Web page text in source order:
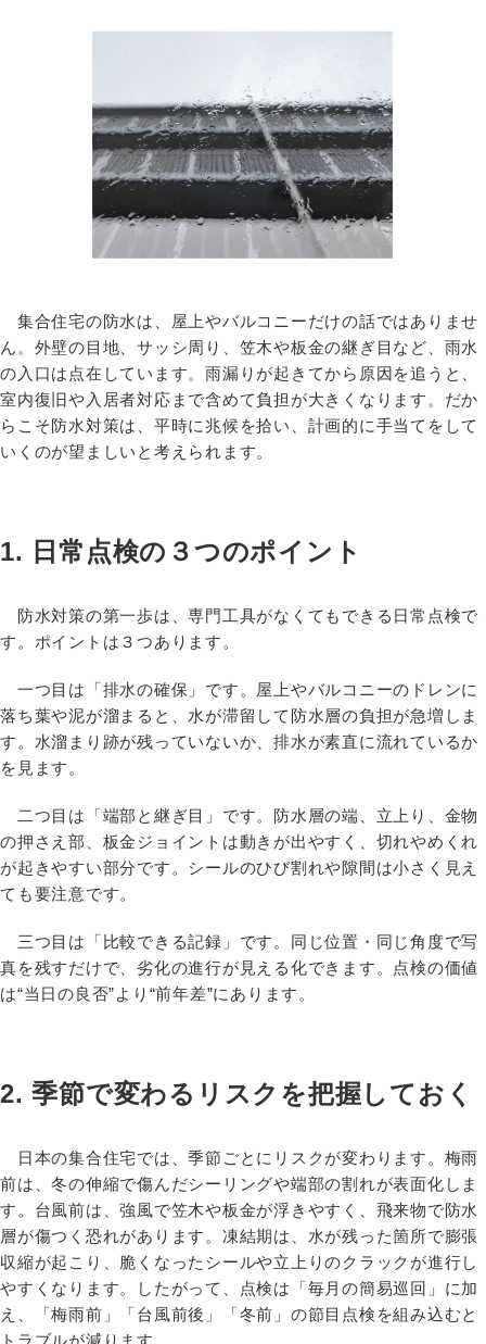
集合住宅の防水は、屋上やバルコニーだけの話ではありませ
ん。外壁の目地、サッシ周り、笠木や板金の継ぎ目など、雨水
の入口は点在しています。雨漏りが起きてから原因を追うと、
室内復旧や入居者対応まで含めて負担が大きくなります。だか
らこそ防水対策は、平時に兆候を拾い、計画的に手当てをして
いくのが望ましいと考えられます。
1. 日常点検の３つのポイント
防水対策の第一歩は、専門工具がなくてもできる日常点検で
す。ポイントは３つあります。
一つ目は「排水の確保」です。屋上やバルコニーのドレンに
落ち葉や泥が溜まると、水が滞留して防水層の負担が急増しま
す。水溜まり跡が残っていないか、排水が素直に流れているか
を見ます。
二つ目は「端部と継ぎ目」です。防水層の端、立上り、金物
の押さえ部、板金ジョイントは動きが出やすく、切れやめくれ
が起きやすい部分です。シールのひび割れや隙間は小さく見え
ても要注意です。
三つ目は「比較できる記録」です。同じ位置・同じ角度で写
真を残すだけで、劣化の進行が見える化できます。点検の価値
は“当日の良否”より“前年差”にあります。
2. 季節で変わるリスクを把握しておく
日本の集合住宅では、季節ごとにリスクが変わります。梅雨
前は、冬の伸縮で傷んだシーリングや端部の割れが表面化しま
す。台風前は、強風で笠木や板金が浮きやすく、飛来物で防水
層が傷つく恐れがあります。凍結期は、水が残った箇所で膨張
収縮が起こり、脆くなったシールや立上りのクラックが進行し
やすくなります。したがって、点検は「毎月の簡易巡回」に加
え、「梅雨前」「台風前後」「冬前」の節目点検を組み込むと